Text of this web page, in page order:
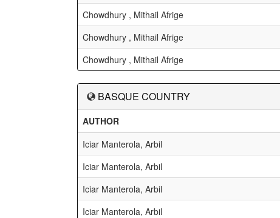
Chowdhury , Mithail Afrige
Chowdhury , Mithail Afrige
Chowdhury , Mithail Afrige
BASQUE COUNTRY
AUTHOR
Iciar Manterola, Arbil
Iciar Manterola, Arbil
Iciar Manterola, Arbil
Iciar Manterola, Arbil